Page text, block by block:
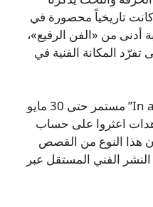
تاريخياً محصورة في
أدنى من «الفن الرفيع»،
المكانة الفنية في
معرض “In a Cowslip’s Bell I Lie” مستمر حتى 30 مايو
اعثروا على حساب
هذا النوع من القصص
الفني المستقل عبر